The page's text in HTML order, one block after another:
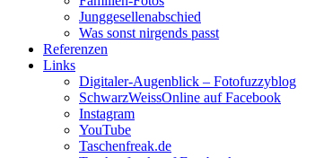
Junggesellenabschied
Was sonst nirgends passt
Referenzen
Links
Digitaler-Augenblick – Fotofuzzyblog
SchwarzWeissOnline auf Facebook
Instagram
YouTube
Taschenfreak.de